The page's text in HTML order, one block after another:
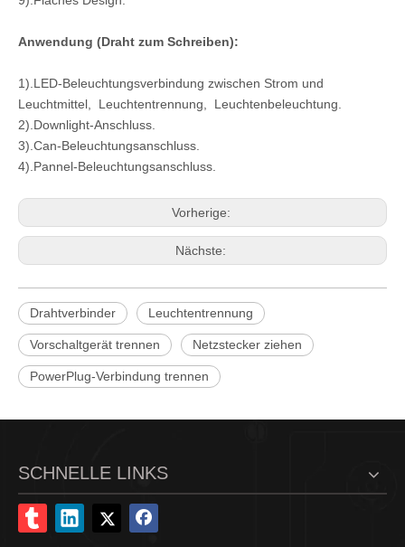
Anwendung (Draht zum Schreiben):
1).LED-Beleuchtungsverbindung zwischen Strom und
Leuchtmittel, Leuchtentrennung, Leuchtenbeleuchtung.
2).Downlight-Anschluss.
3).Can-Beleuchtungsanschluss.
4).Pannel-Beleuchtungsanschluss.
Vorherige:
Nächste:
Drahtverbinder Leuchtentrennung
Vorschaltgerät trennen Netzstecker ziehen
PowerPlug-Verbindung trennen
SCHNELLE LINKS